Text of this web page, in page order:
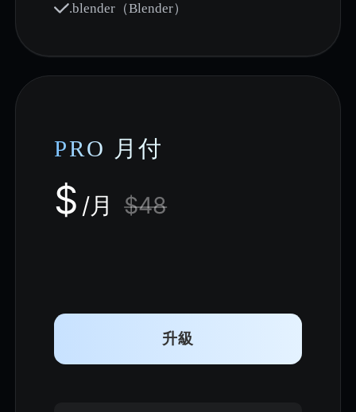
.blender（Blender）
PRO 月付
$ /月 $48
升級